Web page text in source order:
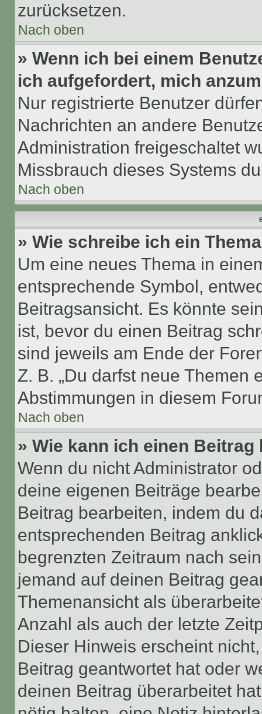
zurücksetzen.
Nach oben
» Wenn ich bei einem
ich aufgefordert, mich
Nur registrierte Benutzer
Nachrichten an andere
Administration freigeschaltet
Missbrauch dieses Systems
Nach oben
» Wie schreibe ich ein
Um eine neues Thema in
entsprechende Symbol,
Beitragsansicht. Es könnte
ist, bevor du einen Beitrag
sind jeweils am Ende der
Z. B. „Du darfst neue Themen
Abstimmungen in diesem
Nach oben
» Wie kann ich einen
Wenn du nicht Administrator
deine eigenen Beiträge
Beitrag bearbeiten, indem du
entsprechenden Beitrag
begrenzten Zeitraum nach
jemand auf deinen Beitrag
Themenansicht als
Anzahl als auch der letzte
Dieser Hinweis erscheint
Beitrag geantwortet hat oder
deinen Beitrag überarbeitet